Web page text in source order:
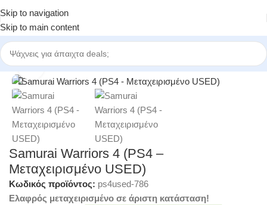
Skip to navigation
Skip to main content
/Ηλεκτρονικά Παιχνίδια/Μεταχειρισμένα Παιχνίδια - Retro
Click to enlarge
Samurai Warriors 4 (PS4 –
Μεταχειρισμένο USED)
Κωδικός προϊόντος: ps4used-786
Ελαφρός μεταχειρισμένo σε άριστη κατάσταση!